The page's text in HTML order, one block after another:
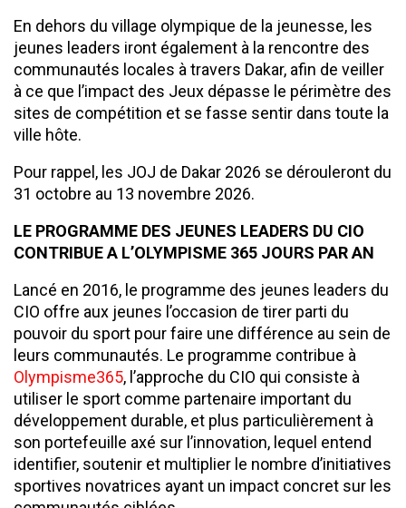
En dehors du village olympique de la jeunesse, les
jeunes leaders iront également à la rencontre des
communautés locales à travers Dakar, afin de veiller
à ce que l’impact des Jeux dépasse le périmètre des
sites de compétition et se fasse sentir dans toute la
ville hôte.
Pour rappel, les JOJ de Dakar 2026 se dérouleront du
31 octobre au 13 novembre 2026.
LE PROGRAMME DES JEUNES LEADERS DU CIO
CONTRIBUE A L’OLYMPISME 365 JOURS PAR AN
Lancé en 2016, le programme des jeunes leaders du
CIO offre aux jeunes l’occasion de tirer parti du
pouvoir du sport pour faire une différence au sein de
leurs communautés. Le programme contribue à
Olympisme365, l’approche du CIO qui consiste à
utiliser le sport comme partenaire important du
développement durable, et plus particulièrement à
son portefeuille axé sur l’innovation, lequel entend
identifier, soutenir et multiplier le nombre d’initiatives
sportives novatrices ayant un impact concret sur les